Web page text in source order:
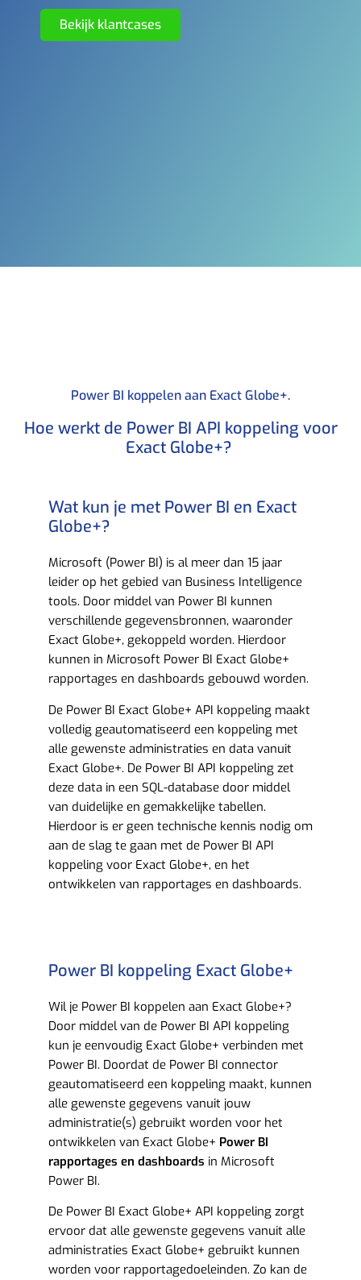
Bekijk klantcases
Power BI koppelen aan Exact Globe+.​
Hoe werkt de Power BI API koppeling voor
Exact Globe+? ​
Power BI koppeling Exact Globe+
Wil je Power BI koppelen aan Exact Globe+?
Door middel van de Power BI API koppeling
kun je eenvoudig Exact Globe+ verbinden met
Power BI. Doordat de Power BI connector
geautomatiseerd een koppeling maakt, kunnen
alle gewenste gegevens vanuit jouw
administratie(s) gebruikt worden voor het
ontwikkelen van Exact Globe+ Power BI
rapportages en dashboards in Microsoft
Power BI.
De Power BI Exact Globe+ API koppeling zorgt
ervoor dat alle gewenste gegevens vanuit alle
administraties Exact Globe+ gebruikt kunnen
worden voor rapportagedoeleinden. Zo kan de
Wat kun je met Power BI en Exact
Globe+?​
Microsoft (Power BI) is al meer dan 15 jaar
leider op het gebied van Business Intelligence
tools. Door middel van Power BI kunnen
verschillende gegevensbronnen, waaronder
Exact Globe+, gekoppeld worden. Hierdoor
kunnen in Microsoft Power BI Exact Globe+
rapportages en dashboards gebouwd worden.
De Power BI Exact Globe+ API koppeling maakt
volledig geautomatiseerd een koppeling met
alle gewenste administraties en data vanuit
Exact Globe+. De Power BI API koppeling zet
deze data in een SQL-database door middel
van duidelijke en gemakkelijke tabellen.
Hierdoor is er geen technische kennis nodig om
aan de slag te gaan met de Power BI API
koppeling voor Exact Globe+, en het
ontwikkelen van rapportages en dashboards.